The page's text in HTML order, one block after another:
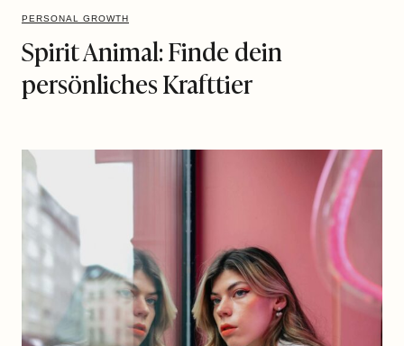
PERSONAL GROWTH
Spirit Animal: Finde dein
persönliches Krafttier